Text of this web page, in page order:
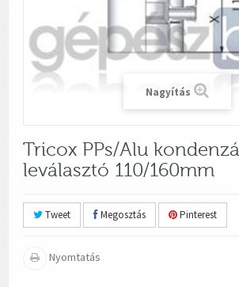
Nagyítás
Tricox PPs/Alu
leválasztó 110/160mm
Tweet Megosztás Pinterest
Nyomtatás